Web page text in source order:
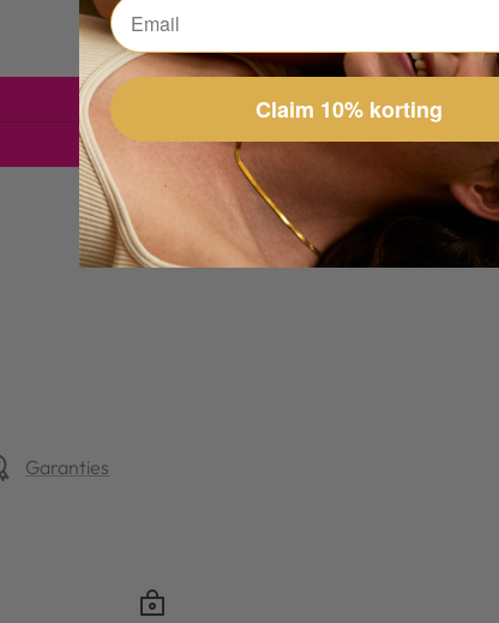
Garanties
Claim 10% korting